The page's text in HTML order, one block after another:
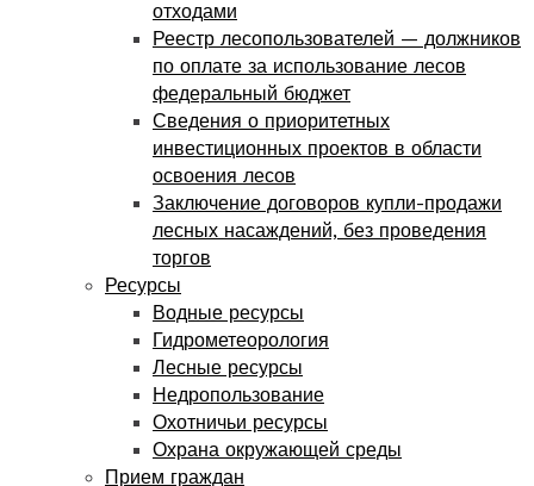
отходами
Реестр лесопользователей — должников
по оплате за использование лесов
федеральный бюджет
Сведения о приоритетных
инвестиционных проектов в области
освоения лесов
Заключение договоров купли-продажи
лесных насаждений, без проведения
торгов
Ресурсы
Водные ресурсы
Гидрометеорология
Лесные ресурсы
Недропользование
Охотничьи ресурсы
Охрана окружающей среды
Прием граждан